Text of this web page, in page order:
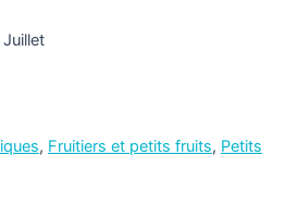
, Fruitiers et petits fruits, Petits